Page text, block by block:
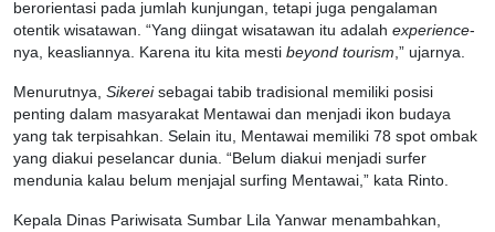
berorientasi pada jumlah kunjungan, tetapi juga pengalaman
otentik wisatawan. “Yang diingat wisatawan itu adalah experience-
nya, keasliannya. Karena itu kita mesti beyond tourism ,” ujarnya.
Menurutnya, Sikereisebagai tabib tradisional memiliki posisi
penting dalam masyarakat Mentawai dan menjadi ikon budaya
yang tak terpisahkan. Selain itu, Mentawai memiliki 78 spot ombak
yang diakui peselancar dunia. “Belum diakui menjadi surfer
mendunia kalau belum menjajal surfing Mentawai,” kata Rinto.
Kepala Dinas Pariwisata Sumbar Lila Yanwar menambahkan,